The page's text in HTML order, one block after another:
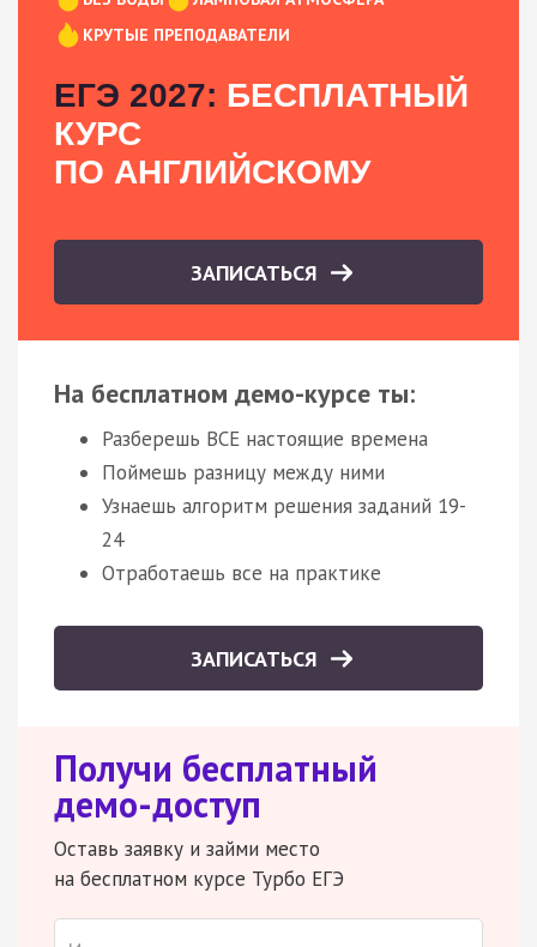
КРУТЫЕ ПРЕПОДАВАТЕЛИ
ЕГЭ 2027: БЕСПЛАТНЫЙ
КУРС
ПО АНГЛИЙСКОМУ
ЗАПИСАТЬСЯ
На бесплатном демо-курсе ты:
Разберешь ВСЕ настоящие времена
Поймешь разницу между ними
Узнаешь алгоритм решения заданий 19-
24
Отработаешь все на практике
ЗАПИСАТЬСЯ
Получи бесплатный
демо-доступ
Оставь заявку и займи место
на бесплатном курсе Турбо ЕГЭ